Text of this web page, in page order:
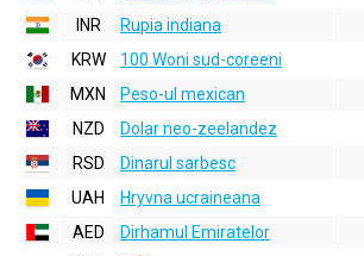
INR
Rupia indiana
KRW
100 Woni sud-coreeni
MXN
Peso-ul mexican
NZD
Dolar neo-zeelandez
RSD
Dinarul sarbesc
UAH
Hryvna ucraineana
AED
Dirhamul Emiratelor